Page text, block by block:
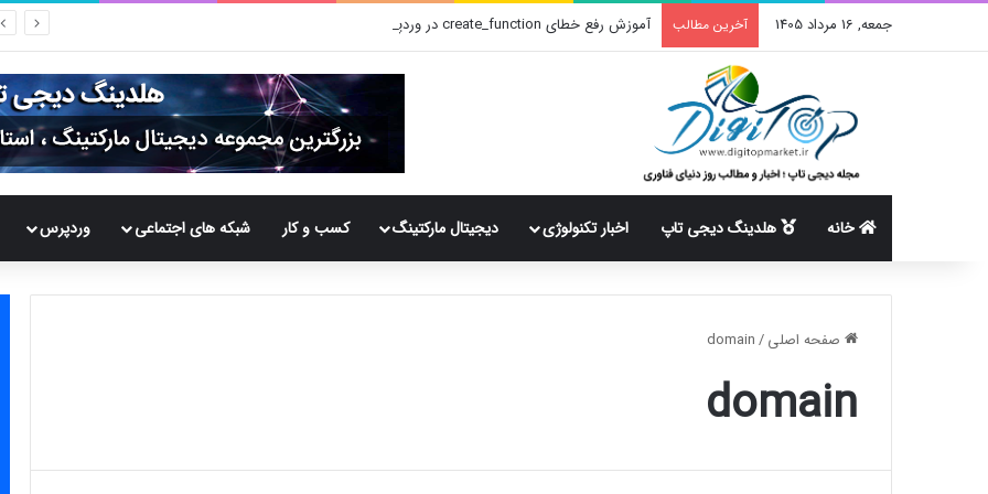
جمعه, 16 مرداد 1405 آخرین مطالب آموزش رفع خطای create_function در وردپرس
خانه هلدینگ دیجی تاپ اخبار تکنولوژی دیجیتال مارکتینگ کسب و کار شبکه های اجتماعی وردپرس
صفحه اصلی/
domain
domain